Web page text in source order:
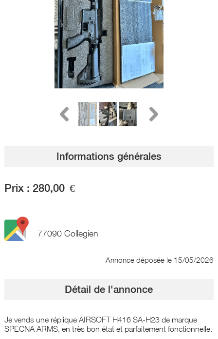
Informations générales
Prix : 280,00 €
77090 Collegien
Annonce déposée le 15/05/2026
Détail de l'annonce
Je vends une réplique AIRSOFT H416 SA-H23 de marque
SPECNA ARMS, en très bon état et parfaitement fonctionnelle.